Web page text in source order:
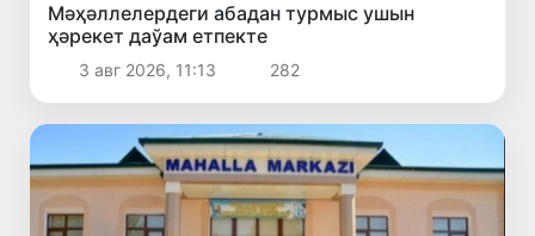
Мәҳәллелердеги абадан турмыс ушын
ҳәрекет даўам етпекте
3 авг 2026, 11:13 282